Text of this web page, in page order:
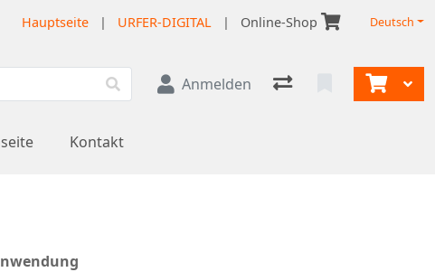
Hauptseite | URFER-DIGITAL | Online-Shop Deutsch
Anmelden
Kontakt